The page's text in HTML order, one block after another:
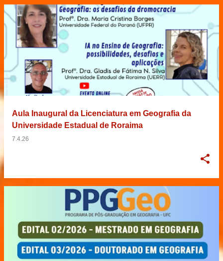
Aula Inaugural da Licenciatura em Geografia da
Universidade Estadual de Roraima
7.4.26